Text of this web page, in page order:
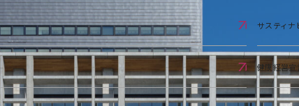
サスティナ
健康経営宣